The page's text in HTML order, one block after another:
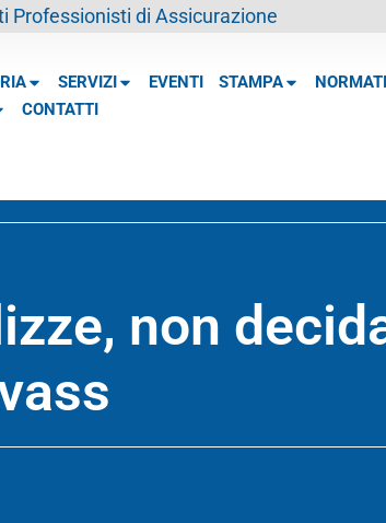
Professionisti di Assicurazione
SERVIZI EVENTI STAMPA
CONTATTI
non